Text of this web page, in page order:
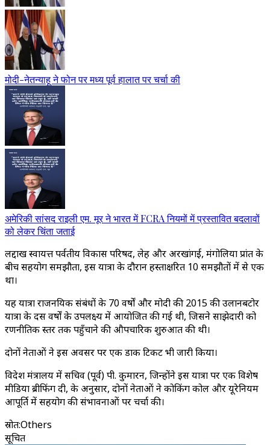
मोदी-नेतन्याहू ने फोन पर मध्य पूर्व हालात पर चर्चा की
अमेरिकी सांसद राइली एम. मूर ने भारत में FCRA नियमों में प्रस्तावित बदलावों
को लेकर चिंता जताई
लद्दाख स्वायत्त पर्वतीय विकास परिषद, लेह और अरखांगई, मंगोलिया प्रांत के
बीच सहयोग समझौता, इस यात्रा के दौरान हस्ताक्षरित 10 समझौतों में से एक
था।
यह यात्रा राजनयिक संबंधों के 70 वर्षों और मोदी की 2015 की उलानबटोर
यात्रा के दस वर्षों के उपलक्ष्य में आयोजित की गई थी, जिसने साझेदारी को
रणनीतिक स्तर तक पहुँचाने की औपचारिक शुरुआत की थी।
दोनों नेताओं ने इस अवसर पर एक डाक टिकट भी जारी किया।
विदेश मंत्रालय में सचिव (पूर्व) पी. कुमारन, जिन्होंने इस यात्रा पर एक विशेष
मीडिया ब्रीफिंग दी, के अनुसार, दोनों नेताओं ने कोकिंग कोल और यूरेनियम
आपूर्ति में सहयोग की संभावनाओं पर चर्चा की।
स्रोत:Others
सूचित